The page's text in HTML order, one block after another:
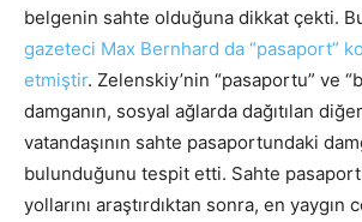
belgenin sahte olduğuna dikkat çekti.
gazeteci Max Bernhard da “pasaport”
etmiştir. Zelenskiy’nin “pasaportu” ve
damganın, sosyal ağlarda dağıtılan
vatandaşının sahte pasaportundaki
bulunduğunu tespit etti. Sahte pasaport
yollarını araştırdıktan sonra, en yaygın